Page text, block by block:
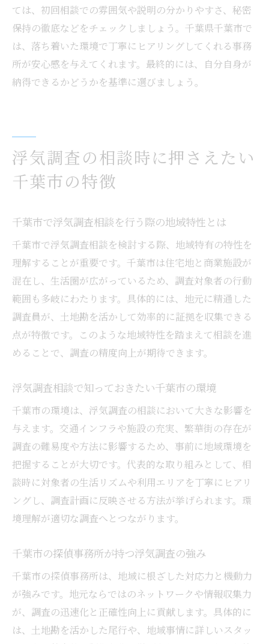
ては、初回相談での雰囲気や説明の分かりやすさ、秘密
保持の徹底などをチェックしましょう。千葉県千葉市で
は、落ち着いた環境で丁寧にヒアリングしてくれる事務
所が安心感を与えてくれます。最終的には、自分自身が
納得できるかどうかを基準に選びましょう。
浮気調査の相談時に押さえたい
千葉市の特徴
千葉市で浮気調査相談を行う際の地域特性とは
千葉市で浮気調査相談を検討する際、地域特有の特性を
理解することが重要です。千葉市は住宅地と商業施設が
混在し、生活圏が広がっているため、調査対象者の行動
範囲も多岐にわたります。具体的には、地元に精通した
調査員が、土地勘を活かして効率的に証拠を収集できる
点が特徴です。このような地域特性を踏まえて相談を進
めることで、調査の精度向上が期待できます。
浮気調査相談で知っておきたい千葉市の環境
千葉市の環境は、浮気調査の相談において大きな影響を
与えます。交通インフラや施設の充実、繁華街の存在が
調査の難易度や方法に影響するため、事前に地域環境を
把握することが大切です。代表的な取り組みとして、相
談時に対象者の生活リズムや利用エリアを丁寧にヒアリ
ングし、調査計画に反映させる方法が挙げられます。環
境理解が適切な調査へとつながります。
千葉市の探偵事務所が持つ浮気調査の強み
千葉市の探偵事務所は、地域に根ざした対応力と機動力
が強みです。地元ならではのネットワークや情報収集力
が、調査の迅速化と正確性向上に貢献します。具体的に
は、土地勘を活かした尾行や、地域事情に詳しいスタッ